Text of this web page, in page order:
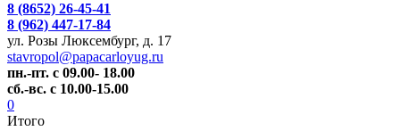
8 (8652) 26-45-41
8 (962) 447-17-84
ул. Розы Люксембург, д. 17
stavropol@papacarloyug.ru
пн.-пт. с 09.00- 18.00
сб.-вс. с 10.00-15.00
0
Итого